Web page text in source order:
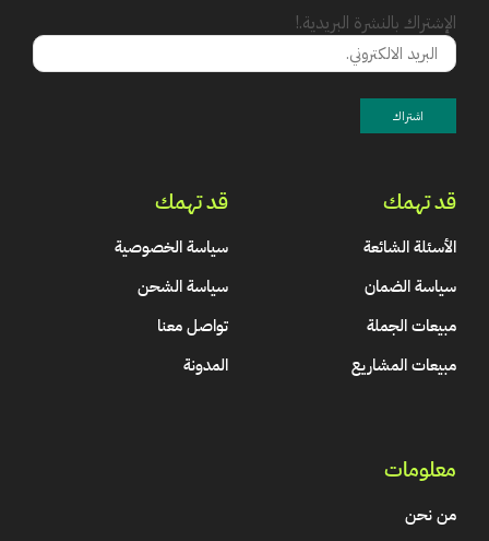
الإشتراك بالنشرة البريدية.!
قد تهمك
الأسئلة الشائعة
سياسة الضمان
مبيعات الجملة
مبيعات المشاريع
قد تهمك
سياسة الخصوصية
سياسة الشحن
تواصل معنا
المدونة
معلومات
من نحن